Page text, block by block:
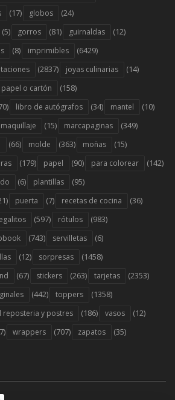
(17) globos (24)
(5) gorros (81) guirnaldas (12)
(8) imprimibles (6429)
(2837) joyas culinarias (14)
papel o cartón (158)
libro de autógrafos (34) mantel (10)
maquillaje (15) marcapaginas (349)
(66) molde (363) moñas (15)
(179) papel (90) para colorear (142)
(6) plantillas (95)
puerta (7) recetas de cocina (36)
(597) rótulos (983)
(743) servilletas (6)
(12) sorpresas (1458)
(67) stickers (263) tarjetas (2353)
(442) toppers (1358)
reposteria y postres (186) vasos (12)
wrappers (707) zapatos (35)